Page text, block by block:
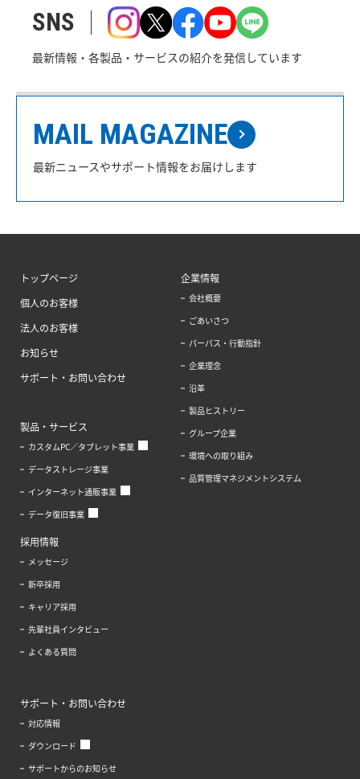
SNS
最新情報・各製品・サービスの紹介を発信しています
MAIL MAGAZINE
最新ニュースやサポート情報をお届けします
トップページ
個人のお客様
法人のお客様
お知らせ
サポート・お問い合わせ
製品・サービス
カスタムPC／タブレット事業
データストレージ事業
インターネット通販事業
データ復旧事業
企業情報
会社概要
ごあいさつ
パーパス・行動指針
企業理念
沿革
製品ヒストリー
グループ企業
環境への取り組み
品質管理マネジメントシステム
採用情報
メッセージ
新卒採用
キャリア採用
先輩社員インタビュー
よくある質問
サポート・お問い合わせ
対応情報
ダウンロード
サポートからのお知らせ